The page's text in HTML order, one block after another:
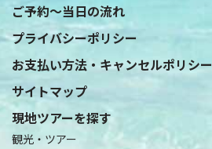
ご予約〜当日の流れ
プライバシーポリシー
お支払い方法・キャンセルポリシー
サイトマップ
現地ツアーを探す
観光・ツアー